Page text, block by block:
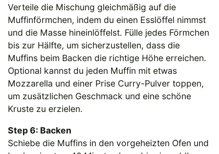
Verteile die Mischung gleichmäßig auf die
Muffinförmchen, indem du einen Esslöffel nimmst
und die Masse hineinlöffelst. Fülle jedes Förmchen
bis zur Hälfte, um sicherzustellen, dass die
Muffins beim Backen die richtige Höhe erreichen.
Optional kannst du jeden Muffin mit etwas
Mozzarella und einer Prise Curry-Pulver toppen,
um zusätzlichen Geschmack und eine schöne
Kruste zu erzielen.
Step 6: Backen
Schiebe die Muffins in den vorgeheizten Ofen und